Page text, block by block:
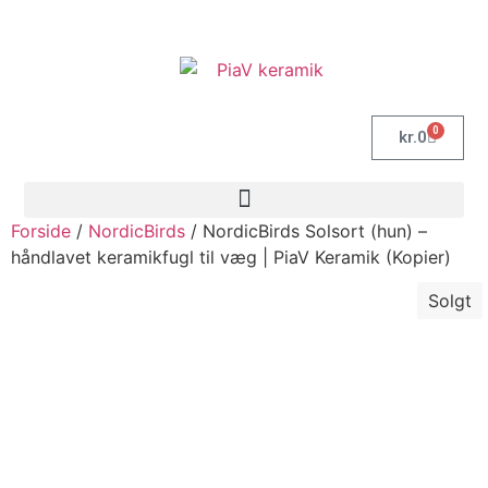
kr.0 0
Forside / NordicBirds / NordicBirds Solsort (hun) –
håndlavet keramikfugl til væg | PiaV Keramik (Kopier)
Solgt